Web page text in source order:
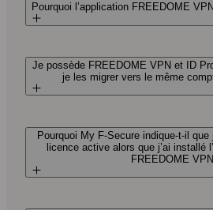
Pourquoi l’application FREEDOME
Je possède FREEDOME VPN et ID
je les migrer vers le même
Pourquoi My F‑Secure indique-t-il que
licence active alors que j’ai installé
FREEDOME